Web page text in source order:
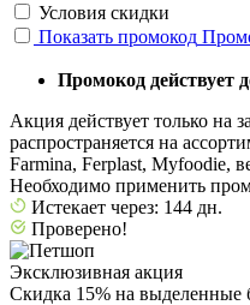
Условия скидки
Показать промокод
Промокод действует
Акция действует только на
распространяется на
Farmina, Ferplast, Myfoodie,
Необходимо применить
Истекает через: 144 дн.
Проверено!
Эксклюзивная акция
Скидка 15% на выделенные